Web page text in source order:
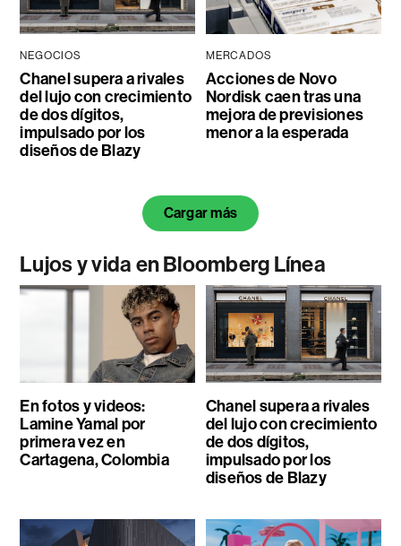
NEGOCIOS
Chanel supera a rivales
del lujo con crecimiento
de dos dígitos,
impulsado por los
diseños de Blazy
MERCADOS
Acciones de Novo
Nordisk caen tras una
mejora de previsiones
menor a la esperada
Cargar más
Lujos y vida en Bloomberg Línea
En fotos y videos:
Lamine Yamal por
primera vez en
Cartagena, Colombia
Chanel supera a rivales
del lujo con crecimiento
de dos dígitos,
impulsado por los
diseños de Blazy